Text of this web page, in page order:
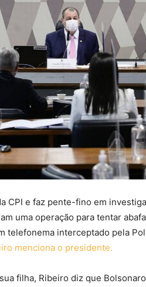
CPI e faz pente-fino em
uma operação para tentar
telefonema interceptado pela
menciona o presidente.
filha, Ribeiro diz que